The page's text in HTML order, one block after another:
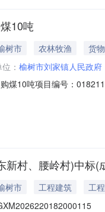
10吨
树市 农林牧渔
货物
： 榆树市刘家镇人民政府
煤10吨项目编号：
村经济合作社采购人：
新村、腰岭村)中标(
树市 工程建筑
工程